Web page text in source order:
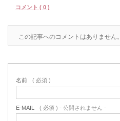
コメント ( 0 )
この記事へのコメントはありません。
名前 ( 必須 )
E-MAIL ( 必須 ) - 公開されません -